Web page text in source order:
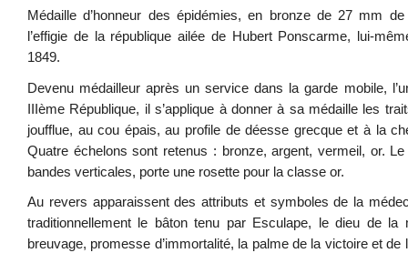
Médaille d’honneur des épidémies, en bronze de 27 mm
l’effigie de la république ailée de Hubert Ponscarme, lui-
1849.
Devenu médailleur après un service dans la garde mobile,
IIIème République, il s’applique à donner à sa médaille les
joufflue, au cou épais, au profile de déesse grecque et à la
Quatre échelons sont retenus : bronze, argent, vermeil, or.
bandes verticales, porte une rosette pour la classe or.
Au revers apparaissent des attributs et symboles de la
traditionnellement le bâton tenu par Esculape, le dieu de
breuvage, promesse d’immortalité, la palme de la victoire et